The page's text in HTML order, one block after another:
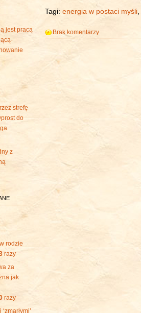
jest pracą
strefę
do
z
rodzie
razy
za
jak
razy
Tagi: energia w postaci myśli
Brak komentarzy